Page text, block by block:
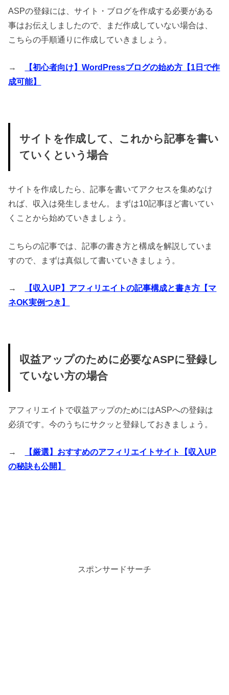
ASPの登録には、サイト・ブログを作成する必要がある
事はお伝えしましたので、まだ作成していない場合は、
こちらの手順通りに作成していきましょう。
→
【初心者向け】WordPressブログの始め方【1日で作
成可能】
サイトを作成して、これから記事を書い
ていくという場合
サイトを作成したら、記事を書いてアクセスを集めなけ
れば、収入は発生しません。まずは10記事ほど書いてい
くことから始めていきましょう。
こちらの記事では、記事の書き方と構成を解説していま
すので、まずは真似して書いていきましょう。
→
【収入UP】アフィリエイトの記事構成と書き方【マ
ネOK実例つき】
収益アップのために必要なASPに登録し
ていない方の場合
アフィリエイトで収益アップのためにはASPへの登録は
必須です。今のうちにサクッと登録しておきましょう。
→
【厳選】おすすめのアフィリエイトサイト【収入UP
の秘訣も公開】
スポンサードサーチ